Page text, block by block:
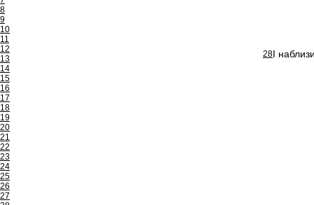
8
9
10
11
12
13
14
15
16
17
18
19
20
21
22
23
24
25
26
27
28І